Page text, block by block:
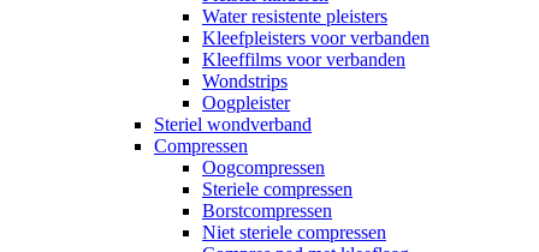
Water resistente pleisters
Kleefpleisters voor verbanden
Kleeffilms voor verbanden
Wondstrips
Oogpleister
Steriel wondverband
Compressen
Oogcompressen
Steriele compressen
Borstcompressen
Niet steriele compressen